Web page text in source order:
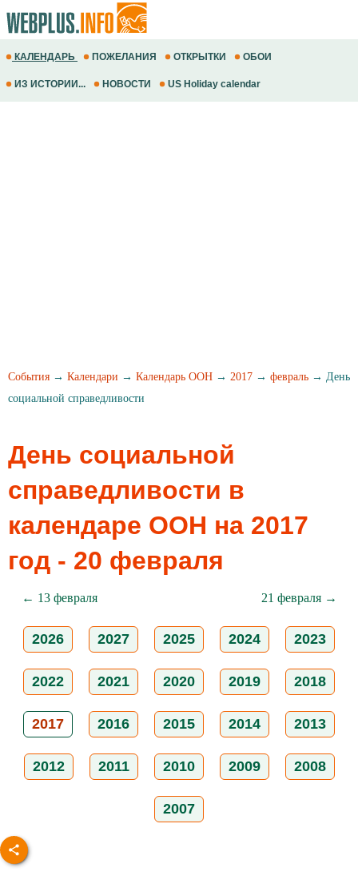
КАЛЕНДАРЬ ПОЖЕЛАНИЯ ОТКРЫТКИ ОБОИ
ИЗ ИСТОРИИ... НОВОСТИ US Holiday calendar
События → Календари → Календарь ООН → 2017 → февраль → День
социальной справедливости
День социальной
справедливости в
календаре ООН на 2017
год - 20 февраля
← 13 февраля 21 февраля →
2026 2027 2025 2024 2023
2022 2021 2020 2019 2018
2017 2016 2015 2014 2013
2012 2011 2010 2009 2008
2007